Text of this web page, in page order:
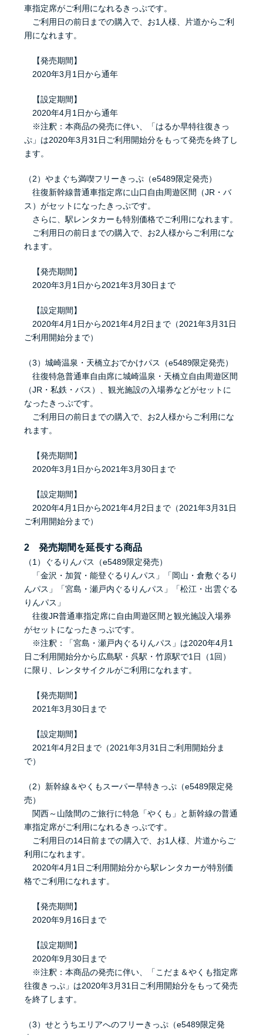
車指定席がご利用になれるきっぷです。
ご利用日の前日までの購入で、お1人様、片道からご利
用になれます。
【発売期間】
2020年3月1日から通年
【設定期間】
2020年4月1日から通年
※注釈：本商品の発売に伴い、「はるか早特往復きっ
ぷ」は2020年3月31日ご利用開始分をもって発売を終了し
ます。
（2）やまぐち満喫フリーきっぷ（e5489限定発売）
往復新幹線普通車指定席に山口自由周遊区間（JR・バ
ス）がセットになったきっぷです。
さらに、駅レンタカーも特別価格でご利用になれます。
ご利用日の前日までの購入で、お2人様からご利用にな
れます。
【発売期間】
2020年3月1日から2021年3月30日まで
【設定期間】
2020年4月1日から2021年4月2日まで（2021年3月31日
ご利用開始分まで）
（3）城崎温泉・天橋立おでかけパス（e5489限定発売）
往復特急普通車自由席に城崎温泉・天橋立自由周遊区間
（JR・私鉄・バス）、観光施設の入場券などがセットに
なったきっぷです。
ご利用日の前日までの購入で、お2人様からご利用にな
れます。
【発売期間】
2020年3月1日から2021年3月30日まで
【設定期間】
2020年4月1日から2021年4月2日まで（2021年3月31日
ご利用開始分まで）
2 発売期間を延長する商品
（1）ぐるりんパス（e5489限定発売）
「金沢・加賀・能登ぐるりんパス」「岡山・倉敷ぐるり
んパス」「宮島・瀬戸内ぐるりんパス」「松江・出雲ぐる
りんパス」
往復JR普通車指定席に自由周遊区間と観光施設入場券
がセットになったきっぷです。
※注釈：「宮島・瀬戸内ぐるりんパス」は2020年4月1
日ご利用開始分から広島駅・呉駅・竹原駅で1日（1回）
に限り、レンタサイクルがご利用になれます。
【発売期間】
2021年3月30日まで
【設定期間】
2021年4月2日まで（2021年3月31日ご利用開始分ま
で）
（2）新幹線＆やくもスーパー早特きっぷ（e5489限定発
売）
関西～山陰間のご旅行に特急「やくも」と新幹線の普通
車指定席がご利用になれるきっぷです。
ご利用日の14日前までの購入で、お1人様、片道からご
利用になれます。
2020年4月1日ご利用開始分から駅レンタカーが特別価
格でご利用になれます。
【発売期間】
2020年9月16日まで
【設定期間】
2020年9月30日まで
※注釈：本商品の発売に伴い、「こだま＆やくも指定席
往復きっぷ」は2020年3月31日ご利用開始分をもって発売
を終了します。
（3）せとうちエリアへのフリーきっぷ（e5489限定発